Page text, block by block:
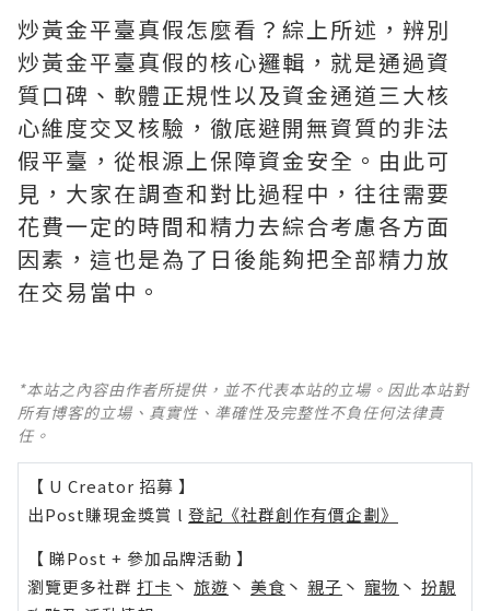
炒黃金平臺真假怎麼看？綜上所述，辨別
炒黃金平臺真假的核心邏輯，就是通過資
質口碑、軟體正規性以及資金通道三大核
心維度交叉核驗，徹底避開無資質的非法
假平臺，從根源上保障資金安全。由此可
見，大家在調查和對比過程中，往往需要
花費一定的時間和精力去綜合考慮各方面
因素，這也是為了日後能夠把全部精力放
在交易當中。
*本站之內容由作者所提供，並不代表本站的立場。因此本站對
所有博客的立場、真實性、準確性及完整性不負任何法律責
任。
【 U Creator 招募 】
出Post賺現金獎賞 l 登記《社群創作有價企劃》
【 睇Post + 參加品牌活動 】
瀏覽更多社群 打卡 丶 旅遊 丶 美食 丶 親子 丶 寵物 丶 扮靚